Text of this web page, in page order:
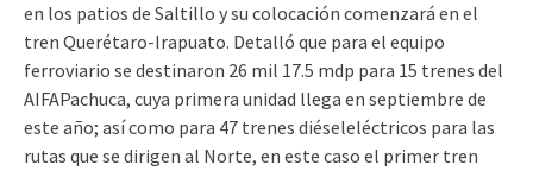
en los patios de Saltillo y su colocación comenzará en el
tren Querétaro-Irapuato. Detalló que para el equipo
ferroviario se destinaron 26 mil 17.5 mdp para 15 trenes del
AIFAPachuca, cuya primera unidad llega en septiembre de
este año; así como para 47 trenes diéseleléctricos para las
rutas que se dirigen al Norte, en este caso el primer tren